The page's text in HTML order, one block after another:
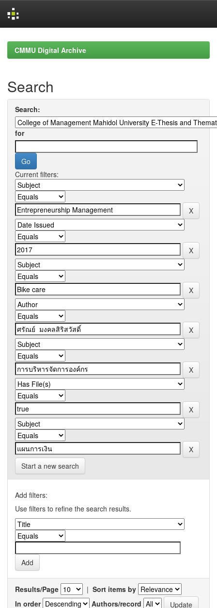
navigationCMMU Digital Archive
Search
Search:
for
Current filters:
Start a new search
Add filters:
Use filters to refine the search results.
Results/Page | Sort items by
In order
Authors/record